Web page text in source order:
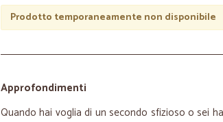
Prodotto temporaneamente non disponibile
Approfondimenti
Quando hai voglia di un secondo sfizioso o sei